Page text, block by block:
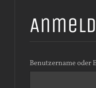
Benutzername oder